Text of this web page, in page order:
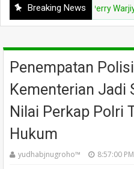
Breaking News
Mendadak, Perry Warjiyo Kini
Penempatan
Kementerian Jadi
Nilai Perkap Polri
Hukum
yudhabjnugroho™️ 8:57:00 PM